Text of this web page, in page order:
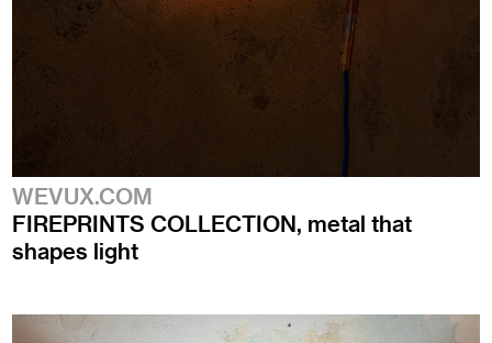
WEVUX.COM
FIREPRINTS COLLECTION, metal that
shapes light